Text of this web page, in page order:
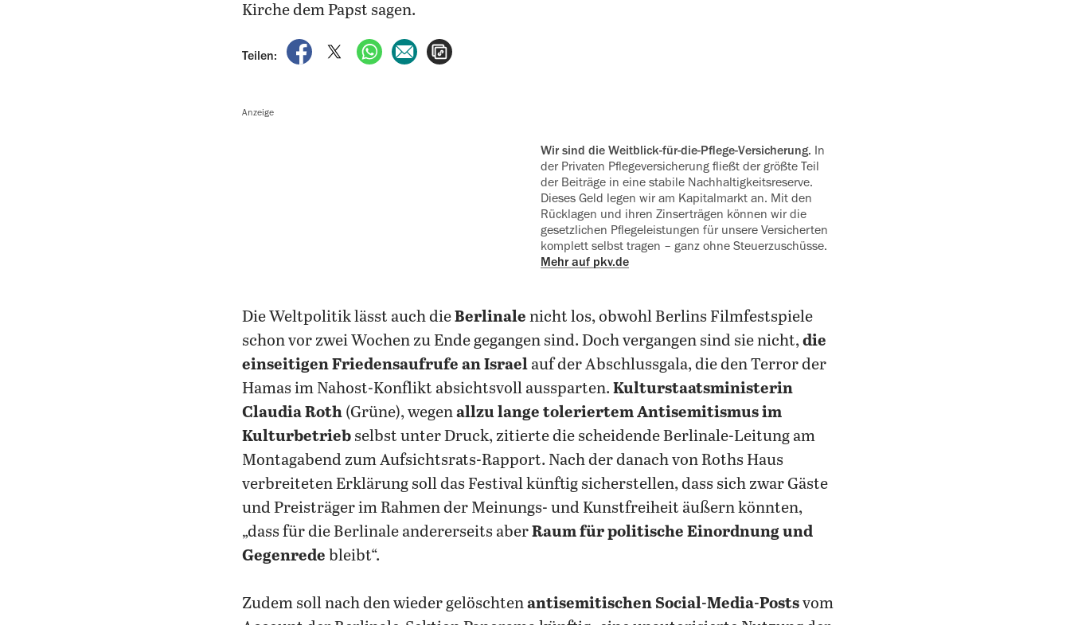
Kirche dem Papst sagen.
Teilen:
auf Facebook teilen
auf X teilenper WhatsApp teilen
per E-Mail teilen
Anzeige
Wir sind die Weitblick-für-die-Pflege-Versicherung. In
der Privaten Pflegeversicherung fließt der größte Teil
der Beiträge in eine stabile Nachhaltigkeitsreserve.
Dieses Geld legen wir am Kapitalmarkt an. Mit den
Rücklagen und ihren Zinserträgen können wir die
gesetzlichen Pflegeleistungen für ‍unsere Versicherten
komplett selbst ‍tragen – ganz ohne Steuerzuschüsse.
Mehr auf pkv.de
Die Weltpolitik lässt auch dieBerlinale nicht los, obwohl Berlins Filmfestspiele
schon vor zwei Wochen zu Ende gegangen sind. Doch vergangen sind sie nicht,die
einseitigen Friedensaufrufe an Israel auf der Abschlussgala, die den Terror der
Hamas im Nahost-Konflikt absichtsvoll aussparten. Kulturstaatsministerin
Claudia Roth (Grüne), wegenallzu lange toleriertem Antisemitismus im
Kulturbetrieb selbst unter Druck, zitierte die scheidende Berlinale-Leitung am
Montagabend zum Aufsichtsrats-Rapport. Nach der danach von Roths Haus
verbreiteten Erklärung soll das Festival künftig sicherstellen, dass sich zwar Gäste
und Preisträger im Rahmen der Meinungs- und Kunstfreiheit äußern könnten,
„dass für die Berlinale andererseits aberRaum für politische Einordnung und
Gegenrede bleibt“.
Zudem soll nach den wieder gelöschtenantisemitischen Social-Media-Postsvom